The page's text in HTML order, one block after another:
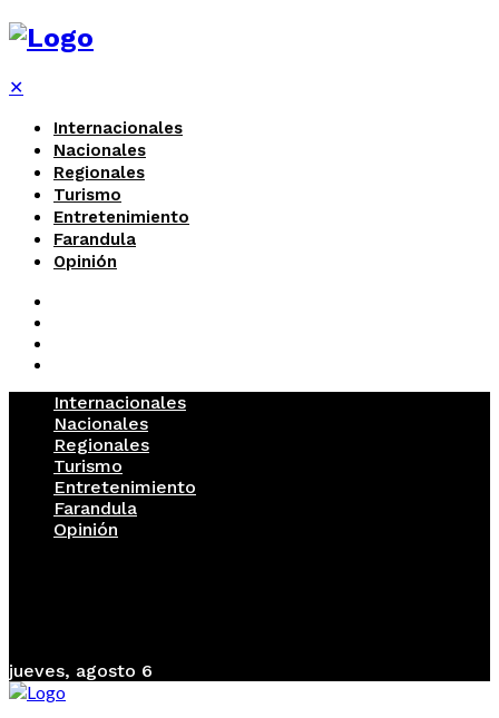
✕
Internacionales
Nacionales
Regionales
Turismo
Entretenimiento
Farandula
Opinión
Internacionales
Nacionales
Regionales
Turismo
Entretenimiento
Farandula
Opinión
jueves, agosto 6